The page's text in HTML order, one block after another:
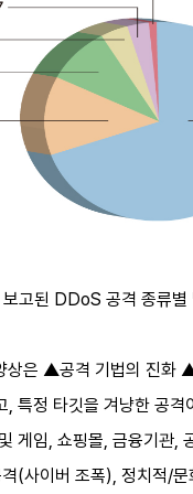
고된 DDoS 공격 종류
은 ▲공격 기법의 진화
, 특정 타깃을 겨냥한 공
게임, 쇼핑몰, 금융기관,
(사이버 조폭), 정치적/